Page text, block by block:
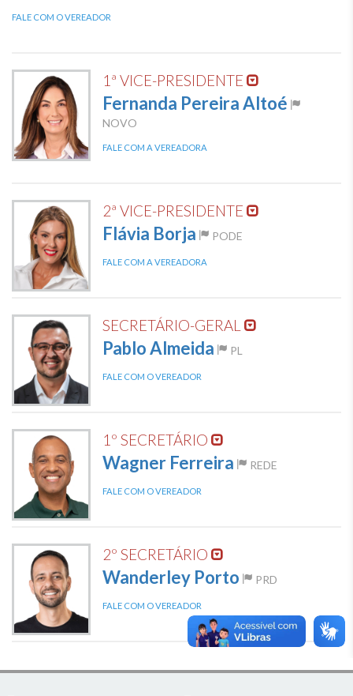
FALE COM O VEREADOR
1ª VICE-PRESIDENTE
Fernanda Pereira Altoé
NOVO
FALE COM A VEREADORA
2ª VICE-PRESIDENTE
Flávia Borja PODE
FALE COM A VEREADORA
SECRETÁRIO-GERAL
Pablo Almeida PL
FALE COM O VEREADOR
1º SECRETÁRIO
Wagner Ferreira REDE
FALE COM O VEREADOR
2º SECRETÁRIO
Wanderley Porto PRD
FALE COM O VEREADOR